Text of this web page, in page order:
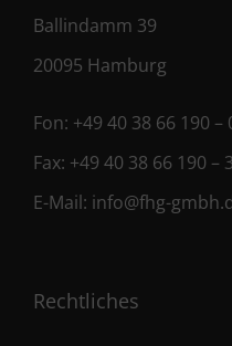
Ballindamm 39
20095 Hamburg
Fon: +49 40 38 66 190 –
Fax: +49 40 38 66 190 –
E-Mail: info@fhg-
Rechtliches